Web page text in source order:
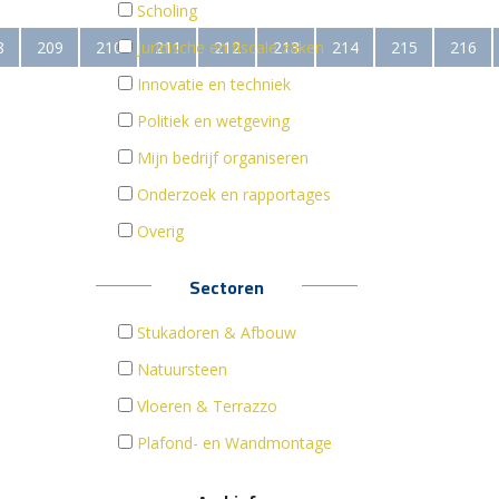
209 210 211 212 213 214 215 216
Scholing
Juridische en fiscale zaken
Innovatie en techniek
Politiek en wetgeving
Mijn bedrijf organiseren
Onderzoek en rapportages
Overig
Sectoren
Stukadoren & Afbouw
Natuursteen
Vloeren & Terrazzo
Plafond- en Wandmontage